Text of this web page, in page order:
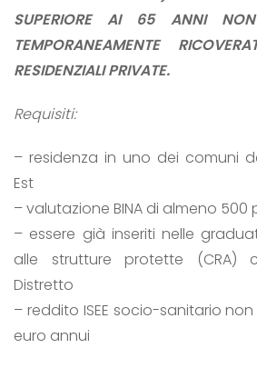
SUPERIORE AI 65 ANNI NON
TEMPORANEAMENTE
RESIDENZIALI PRIVATE.
Requisiti:
– residenza in uno dei comuni
Est
– valutazione BINA di almeno 500
– essere già inseriti nelle
alle strutture protette (CRA)
Distretto
– reddito ISEE socio-sanitario
euro annui